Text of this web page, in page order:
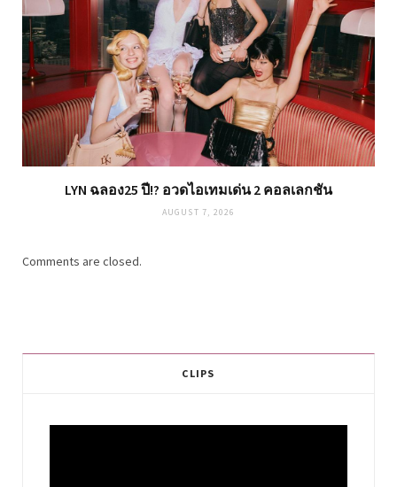
LYN ฉลอง25 ปี!? อวดไอเทมเด่น 2 คอลเลกชัน
AUGUST 7, 2026
Comments are closed.
CLIPS